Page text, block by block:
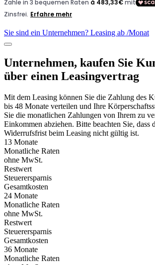
Sie sind ein Unternehmen? Leasing ab /Monat
Unternehmen, kaufen Sie
über einen Leasingvertrag
Mit dem Leasing können Sie die Zahlung des
bis 48 Monate verteilen und Ihre
Sie die monatlichen Zahlungen von Ihrem zu
Einkommen abziehen. Bitte beachten Sie, dass
Widerrufsfrist beim Leasing nicht gültig ist.
13 Monate
Monatliche Raten
ohne MwSt.
Restwert
Steuerersparnis
Gesamtkosten
24 Monate
Monatliche Raten
ohne MwSt.
Restwert
Steuerersparnis
Gesamtkosten
36 Monate
Monatliche Raten